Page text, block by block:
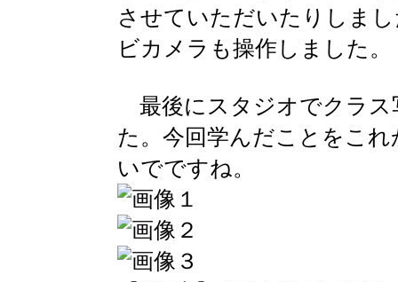
させていただいたりしま
ビカメラも操作しました。
最後にスタジオでクラス
た。今回学んだことをこ
いでですね。